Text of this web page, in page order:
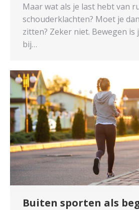
Maar wat als je last hebt van
schouderklachten? Moet je
zitten? Zeker niet. Bewegen is
bij…
Buiten sporten als